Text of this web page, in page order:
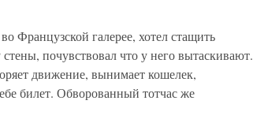
Французской галерее, хотел стащить
почувствовал что у него вытаскивают.
движение, вынимает кошелек,
билет. Обворованный тотчас же